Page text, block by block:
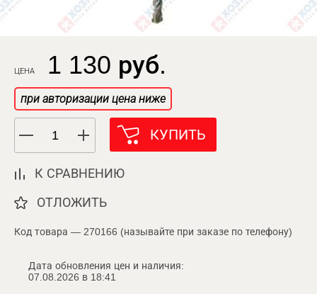
ЦЕНА 1 130 руб.
при авторизации цена ниже
КУПИТЬ
К СРАВНЕНИЮ
ОТЛОЖИТЬ
Код товара — 270166 (называйте при заказе по телефону)
Дата обновления цен и наличия:
07.08.2026 в 18:41